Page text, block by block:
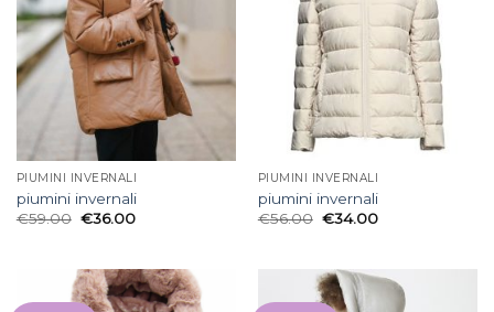
PIUMINI INVERNALI
piumini invernali
€59.00 €36.00
PIUMINI INVERNALI
piumini invernali
€56.00 €34.00